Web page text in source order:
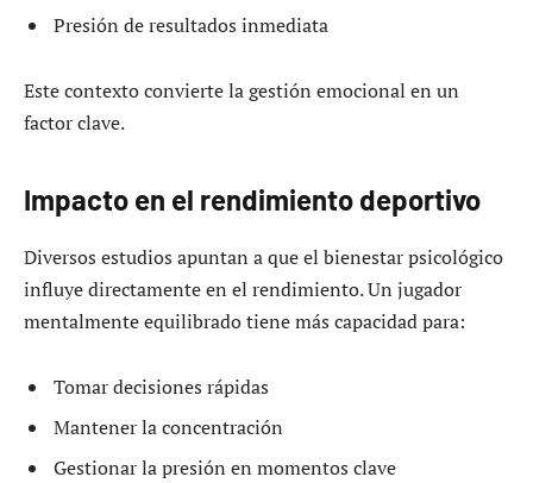
Presión de resultados inmediata
Este contexto convierte la gestión emocional en un
factor clave.
Impacto en el rendimiento deportivo
Diversos estudios apuntan a que el bienestar psicológico
influye directamente en el rendimiento. Un jugador
mentalmente equilibrado tiene más capacidad para:
Tomar decisiones rápidas
Mantener la concentración
Gestionar la presión en momentos clave